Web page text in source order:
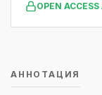
OPEN
АННОТАЦИЯ